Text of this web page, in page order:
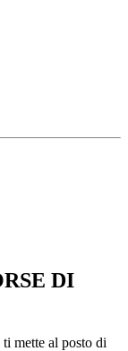
DI
mette al posto di